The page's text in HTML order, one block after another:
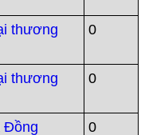
thương
0
thương
0
Đồng
0